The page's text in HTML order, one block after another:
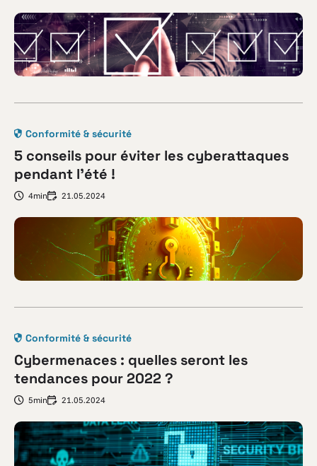
Conformité & sécurité
5 conseils pour éviter les cyberattaques
pendant l’été !
4min 21.05.2024
Conformité & sécurité
Cybermenaces : quelles seront les
tendances pour 2022 ?
5min 21.05.2024